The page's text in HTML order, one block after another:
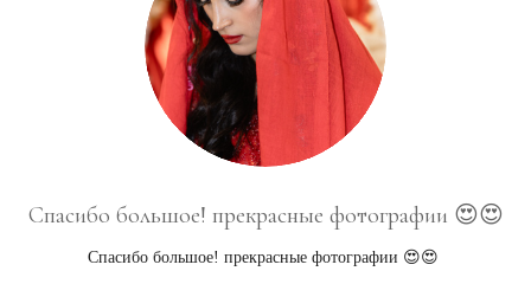
Спасибо большое! прекрасные фотографии 😍😍
Спасибо большое! прекрасные фотографии 😍😍